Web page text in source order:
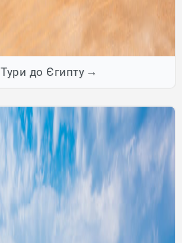
Тури до Єгипту